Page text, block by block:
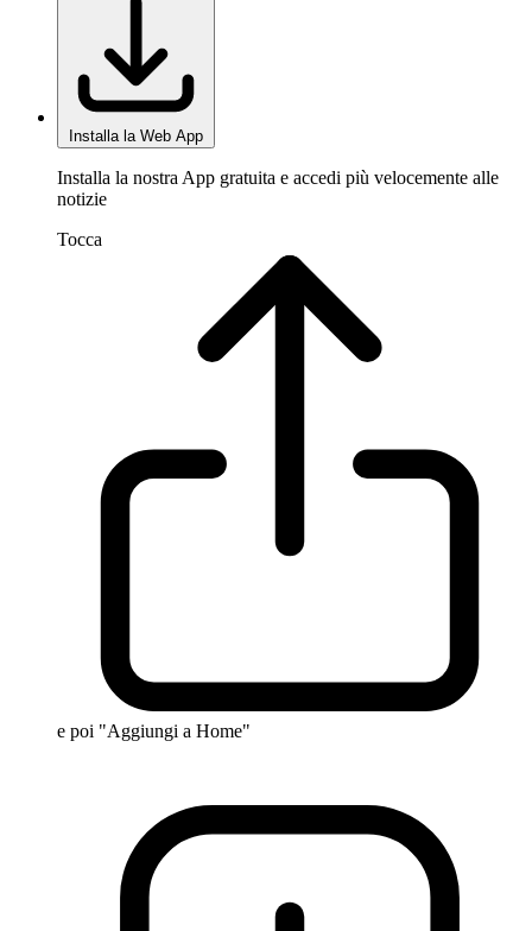
Installa la Web App
Installa la nostra App gratuita e accedi più velocemente alle
notizie
Tocca
e poi "Aggiungi a Home"